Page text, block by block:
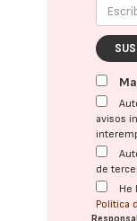
avisos
de
He
Política